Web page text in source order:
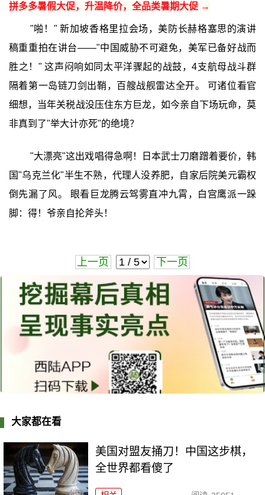
拼多多暑假大促，升温降价，全品类暑期大促 →
"啪！" 新加坡香格里拉会场，美防长赫格塞思的演讲
稿重重拍在讲台——"中国威胁不可避免，美军已备好战而
胜之！" 这声闷响如同太平洋骤起的战鼓，4支航母战斗群
隔着第一岛链刀剑出鞘，百艘战舰雷达全开。 可诸位看官
细想，当年关税战没压住东方巨龙，如今亲自下场玩命，莫
非真到了"举大计亦死"的绝境？
"大漂亮"这出戏唱得急啊！日本武士刀磨蹭着要价，韩
国"乌克兰化"半生不熟，代理人没养肥，自家后院美元霸权
倒先漏了风。 眼看巨龙腾云驾雾直冲九霄，白宫鹰派一跺
脚：得！爷亲自抡斧头！
上一页 下一页
大家都在看
美国对盟友捅刀！中国这步棋，
全世界都看傻了